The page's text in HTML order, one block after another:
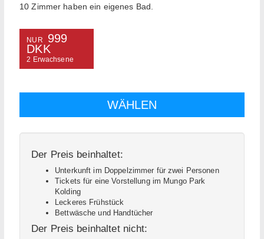
10 Zimmer haben ein eigenes Bad.
NUR
999
DKK
2 Erwachsene
Der Preis beinhaltet:
Unterkunft im Doppelzimmer für zwei Personen
Tickets für eine Vorstellung im Mungo Park
Kolding
Leckeres Frühstück
Bettwäsche und Handtücher
Der Preis beinhaltet nicht: